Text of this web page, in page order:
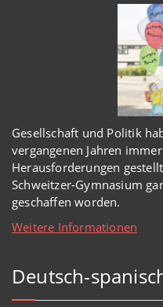
Gesellschaft und Politik
vergangenen Jahren
Herausforderungen
Schweitzer-Gymnasium
geschaffen worden.
Weitere Informationen
Deutsch-